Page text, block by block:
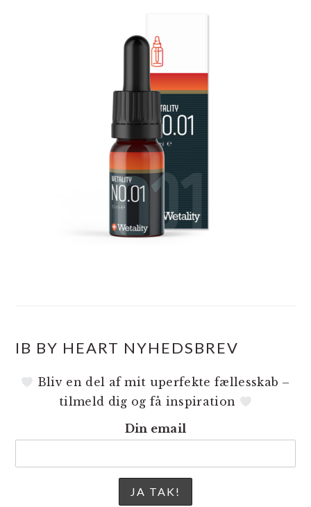
IB BY HEART NYHEDSBREV
Bliv en del af mit uperfekte fællesskab –
tilmeld dig og få inspiration
Din email